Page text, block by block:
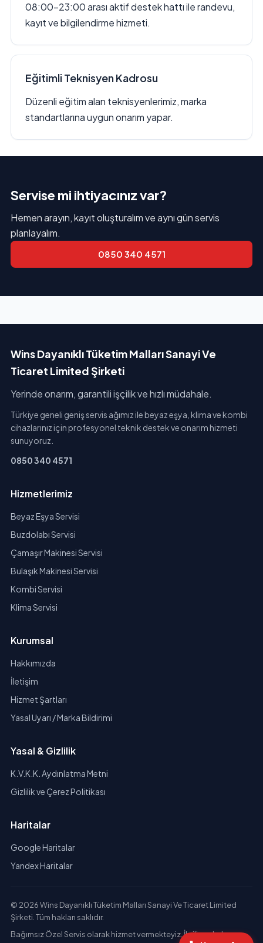
08:00–23:00 arası aktif destek hattı ile randevu,
kayıt ve bilgilendirme hizmeti.
Eğitimli Teknisyen Kadrosu
Düzenli eğitim alan teknisyenlerimiz, marka
standartlarına uygun onarım yapar.
Servise mi ihtiyacınız var?
Hemen arayın, kayıt oluşturalım ve aynı gün servis
planlayalım.
0850 340 4571
Wins Dayanıklı Tüketim Malları Sanayi Ve
Ticaret Limited Şirketi
Yerinde onarım, garantili işçilik ve hızlı müdahale.
Türkiye geneli geniş servis ağımız ile beyaz eşya, klima ve kombi
cihazlarınız için profesyonel teknik destek ve onarım hizmeti
sunuyoruz.
0850 340 4571
Hizmetlerimiz
Beyaz Eşya Servisi
Buzdolabı Servisi
Çamaşır Makinesi Servisi
Bulaşık Makinesi Servisi
Kombi Servisi
Klima Servisi
Kurumsal
Hakkımızda
İletişim
Hizmet Şartları
Yasal Uyarı / Marka Bildirimi
Yasal & Gizlilik
K.V.K.K. Aydınlatma Metni
Gizlilik ve Çerez Politikası
Haritalar
Google Haritalar
Yandex Haritalar
© 2026 Wins Dayanıklı Tüketim Malları Sanayi Ve Ticaret Limited
Şirketi. Tüm hakları saklıdır.
Bağımsız Özel Servis olarak hizmet vermekteyiz. İlgili markaların